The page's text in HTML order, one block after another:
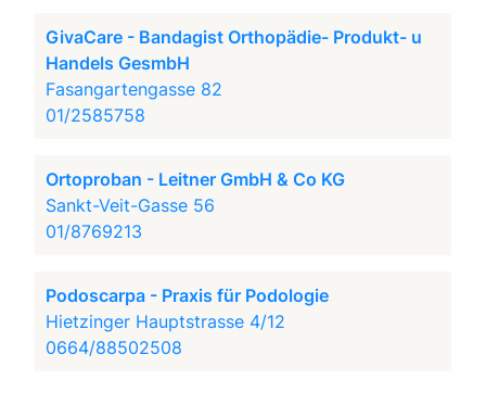
GivaCare - Bandagist Orthopädie- Produkt- u
Handels GesmbH
Fasangartengasse 82
01/2585758
Ortoproban - Leitner GmbH & Co KG
Sankt-Veit-Gasse 56
01/8769213
Podoscarpa - Praxis für Podologie
Hietzinger Hauptstrasse 4/12
0664/88502508